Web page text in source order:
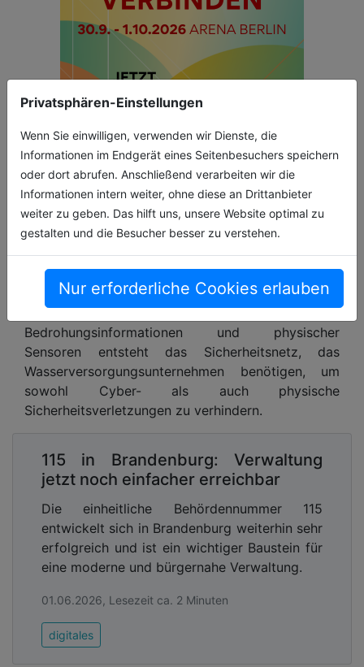
Privatsphären-Einstellungen
Wenn Sie einwilligen, verwenden wir Dienste, die
Informationen im Endgerät eines Seitenbesuchers speichern
oder dort abrufen. Anschließend verarbeiten wir die
Informationen intern weiter, ohne diese an Drittanbieter
weiter zu geben. Das hilft uns, unsere Website optimal zu
gestalten und die Besucher besser zu verstehen.
Nur erforderliche Cookies erlauben
Und zu guter Letzt: Oft ist die physische Sicherheit
der Anlagen die letzte Verteidigungslinie, der oft
zu wenig Beachtung geschenkt wird. Die besten
Cyber-Abwehrmaßnahmen nützen nichts, wenn ein
Angreifer leichten Zugang etwa zu einer
Maschinensteuerung (SPS) bekommt. Erst durch
die Kombination einer leistungsstarken OT-
Überwachung, integrierter
Bedrohungsinformationen und physischer
Sensoren entsteht das Sicherheitsnetz, das
Wasserversorgungsunternehmen benötigen, um
sowohl Cyber- als auch physische
Sicherheitsverletzungen zu verhindern.
115 in Brandenburg: Verwaltung
jetzt noch einfacher erreichbar
Die einheitliche Behördennummer 115
entwickelt sich in Brandenburg weiterhin sehr
erfolgreich und ist ein wichtiger Baustein für
eine moderne und bürgernahe Verwaltung.
01.06.2026, Lesezeit ca. 2 Minuten
digitales